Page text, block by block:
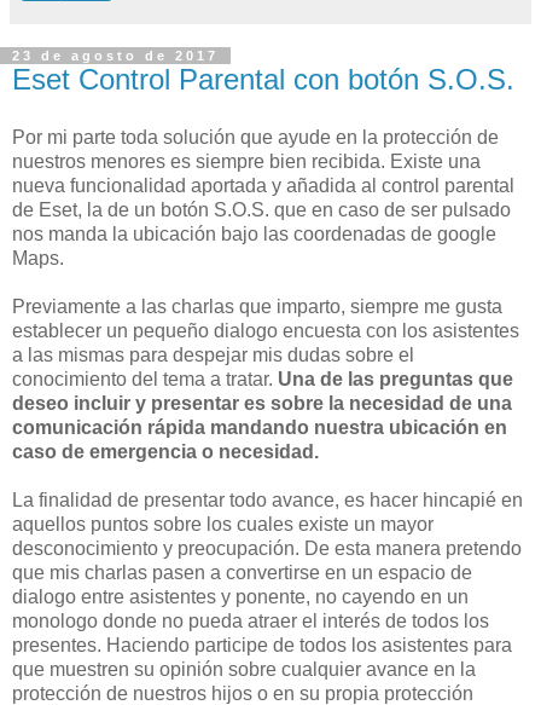
23 de agosto de 2017
Eset Control Parental con botón S.O.S.
Por mi parte toda solución que ayude en la protección de
nuestros menores es siempre bien recibida. Existe una
nueva funcionalidad aportada y añadida al control parental
de Eset, la de un botón S.O.S. que en caso de ser pulsado
nos manda la ubicación bajo las coordenadas de google
Maps.
Previamente a las charlas que imparto, siempre me gusta
establecer un pequeño dialogo encuesta con los asistentes
a las mismas para despejar mis dudas sobre el
conocimiento del tema a tratar. Una de las preguntas que
deseo incluir y presentar es sobre la necesidad de una
comunicación rápida mandando nuestra ubicación en
caso de emergencia o necesidad.
La finalidad de presentar todo avance, es hacer hincapié en
aquellos puntos sobre los cuales existe un mayor
desconocimiento y preocupación. De esta manera pretendo
que mis charlas pasen a convertirse en un espacio de
dialogo entre asistentes y ponente, no cayendo en un
monologo donde no pueda atraer el interés de todos los
presentes. Haciendo participe de todos los asistentes para
que muestren su opinión sobre cualquier avance en la
protección de nuestros hijos o en su propia protección